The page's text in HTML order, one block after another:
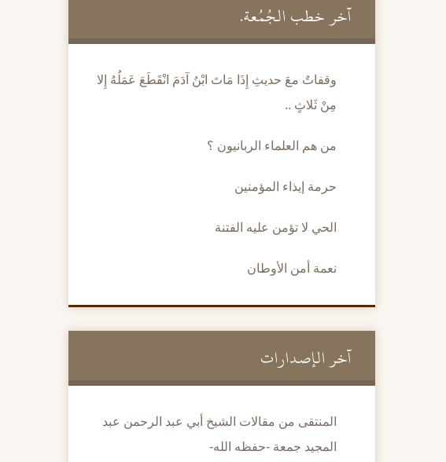
آخر خطب الجُمُعة.
وقفاتٌ معَ حديثِ إِذَا مَاتَ ابْنُ آدَمَ انْقَطَعَ عَمَلُهُ إِلا
مِنْ ثَلاثٍ ..
من هم العلماء الربانيون ؟
حرمة إيذاء المؤمنين
الحي لا تؤمن عليه الفتنة
نعمة أمن الأوطان
آخر الإصدارات
المنتقى من مقالات الشيخ أبي عبد الرحمن عبد
المجيد جمعة -حفظه الله-